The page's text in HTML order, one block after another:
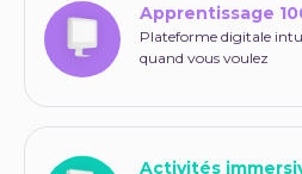
Apprentissage
Plateforme digitale
quand vous voulez
Activités